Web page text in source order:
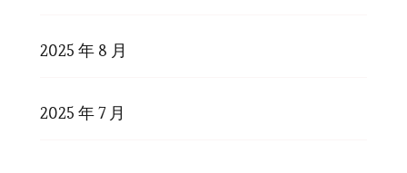
2025 年 8 月
2025 年 7 月